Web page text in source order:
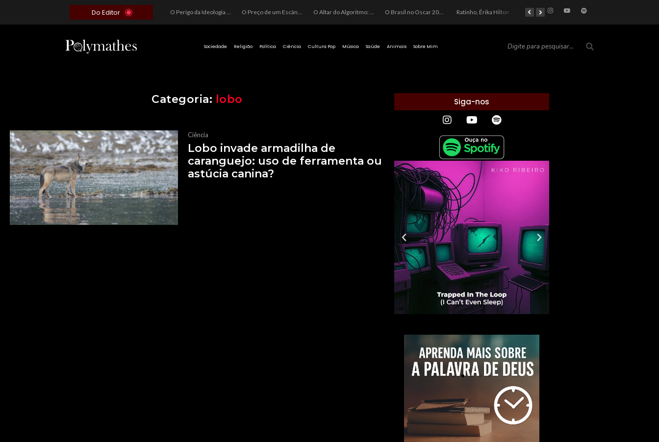
Do Editor
A Roleta da Miséria: Quando a Devoção Cega Encontra o Link na Bio. A Queda do Brasileiro Pelas Mãos de Seus Influencers. O Perigo da Ideologia Desenfreada na Justiça: Quando a Pauta Política Substitui a Pena Criminal O Preço de um Escândalo: A Discrepância Entre o “Filme de Bolsonaro” e a Realidade do Cinema Mundial O Altar do Algoritmo: A Carência Humana e a Fabricação de Heróis no Brasil O Brasil no Oscar 2026: Entre a Cota do Politicamente Correto e a Realidade das Telas Ratinho, Érika Hilton e a Farsa Política: Quem Ganha com o Barulho no País de Bobson?
Sociedade Religião Política Ciência Cultura Pop Música Saúde Animais Sobre Mim
Categoria: lobo
Ciência
Lobo invade armadilha de
caranguejo: uso de ferramenta ou
astúcia canina?
Siga-nos